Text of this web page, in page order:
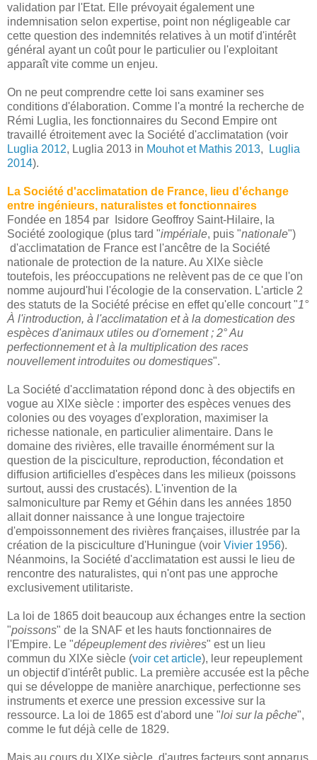
validation par l'Etat. Elle prévoyait également une
indemnisation selon expertise, point non négligeable car
cette question des indemnités relatives à un motif d'intérêt
général ayant un coût pour le particulier ou l'exploitant
apparaît vite comme un enjeu.
On ne peut comprendre cette loi sans examiner ses
conditions d'élaboration. Comme l'a montré la recherche de
Rémi Luglia, les fonctionnaires du Second Empire ont
travaillé étroitement avec la Société d'acclimatation (voir
Luglia 2012, Luglia 2013 in Mouhot et Mathis 2013,
Luglia
2014).
La Société d'acclimatation de France, lieu d'échange
entre ingénieurs, naturalistes et fonctionnaires
Fondée en 1854 par Isidore Geoffroy Saint-Hilaire, la
Société zoologique (plus tard "impériale, puis "nationale")
d'acclimatation de France est l'ancêtre de la Société
nationale de protection de la nature. Au XIXe siècle
toutefois, les préoccupations ne relèvent pas de ce que l'on
nomme aujourd'hui l'écologie de la conservation. L'article 2
des statuts de la Société précise en effet qu'elle concourt "1°
À l'introduction, à l'acclimatation et à la domestication des
espèces d'animaux utiles ou d'ornement ; 2° Au
perfectionnement et à la multiplication des races
nouvellement introduites ou domestiques".
La Société d'acclimatation répond donc à des objectifs en
vogue au XIXe siècle : importer des espèces venues des
colonies ou des voyages d'exploration, maximiser la
richesse nationale, en particulier alimentaire. Dans le
domaine des rivières, elle travaille énormément sur la
question de la pisciculture, reproduction, fécondation et
diffusion artificielles d'espèces dans les milieux (poissons
surtout, aussi des crustacés). L'invention de la
salmoniculture par Remy et Géhin dans les années 1850
allait donner naissance à une longue trajectoire
d'empoissonnement des rivières françaises, illustrée par la
création de la pisciculture d'Huningue (voir Vivier 1956).
Néanmoins, la Société d'acclimatation est aussi le lieu de
rencontre des naturalistes, qui n'ont pas une approche
exclusivement utilitariste.
La loi de 1865 doit beaucoup aux échanges entre la section
"poissons" de la SNAF et les hauts fonctionnaires de
l'Empire. Le "dépeuplement des rivières" est un lieu
commun du XIXe siècle (voir cet article), leur repeuplement
un objectif d'intérêt public. La première accusée est la pêche
qui se développe de manière anarchique, perfectionne ses
instruments et exerce une pression excessive sur la
ressource. La loi de 1865 est d'abord une "loi sur la pêche",
comme le fut déjà celle de 1829.
Mais au cours du XIXe siècle, d'autres facteurs sont apparus